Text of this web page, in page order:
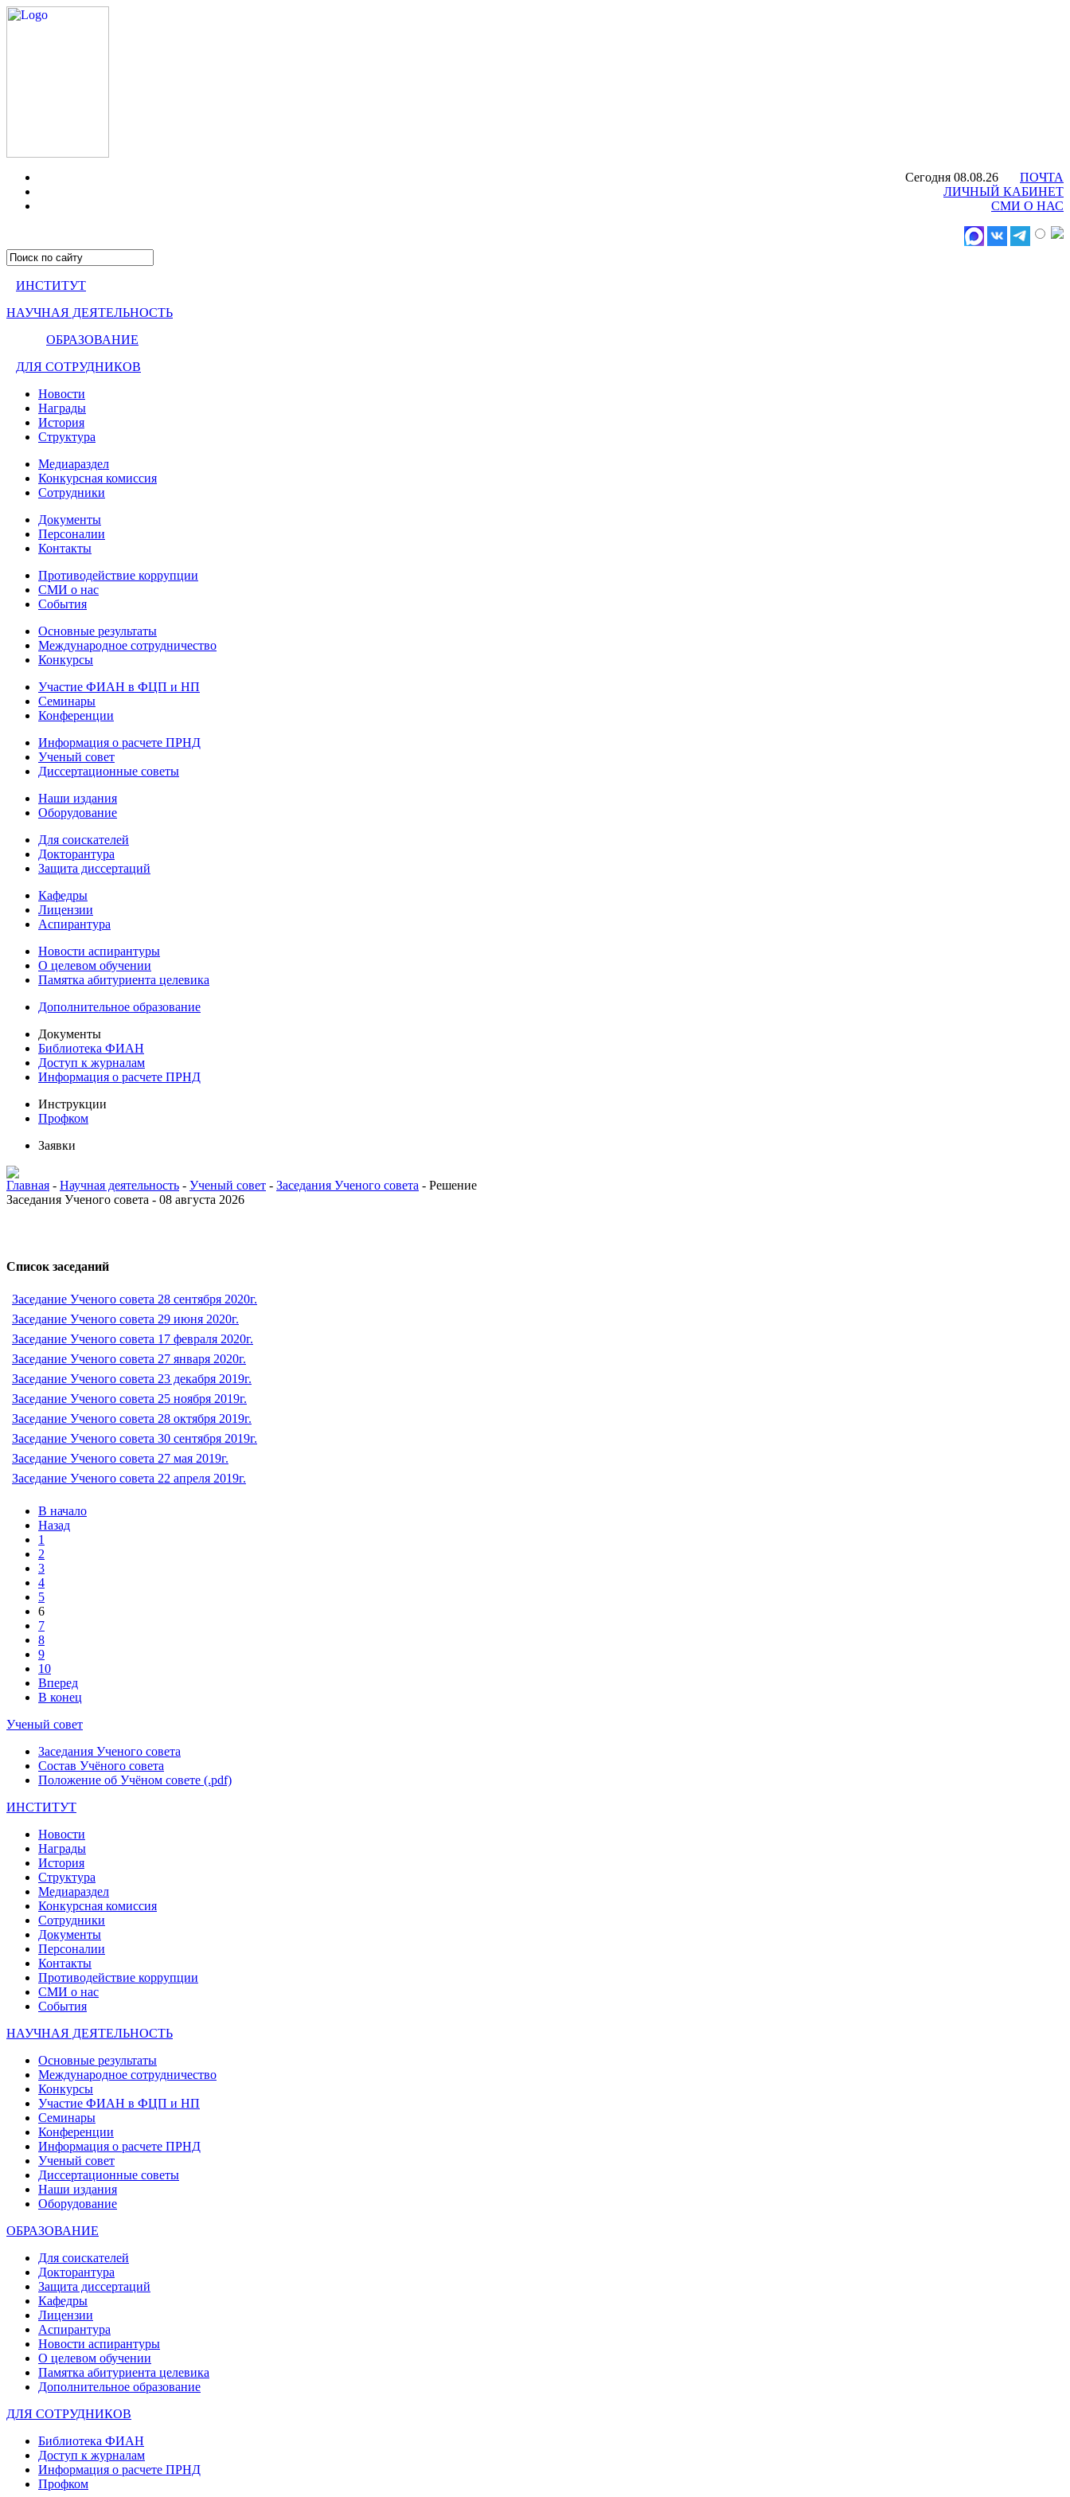
Сегодня 08.08.26
ПОЧТА
ЛИЧНЫЙ КАБИНЕТ
СМИ О НАС
ИНСТИТУТ
НАУЧНАЯ ДЕЯТЕЛЬНОСТЬ
ОБРАЗОВАНИЕ
ДЛЯ СОТРУДНИКОВ
Новости
Награды
История
Структура
Медиараздел
Конкурсная комиссия
Сотрудники
Документы
Персоналии
Контакты
Противодействие коррупции
СМИ о нас
События
Основные результаты
Международное сотрудничество
Конкурсы
Участие ФИАН в ФЦП и НП
Семинары
Конференции
Информация о расчете ПРНД
Ученый совет
Диссертационные советы
Наши издания
Оборудование
Для соискателей
Докторантура
Защита диссертаций
Кафедры
Лицензии
Аспирантура
Новости аспирантуры
О целевом обучении
Памятка абитуриента целевика
Дополнительное образование
Документы
Библиотека ФИАН
Доступ к журналам
Информация о расчете ПРНД
Инструкции
Профком
Заявки
Главная - Научная деятельность - Ученый совет - Заседания Ученого совета - Решение
Заседания Ученого совета - 08 августа 2026
Список заседаний
Заседание Ученого совета 28 сентября 2020г.
Заседание Ученого совета 29 июня 2020г.
Заседание Ученого совета 17 февраля 2020г.
Заседание Ученого совета 27 января 2020г.
Заседание Ученого совета 23 декабря 2019г.
Заседание Ученого совета 25 ноября 2019г.
Заседание Ученого совета 28 октября 2019г.
Заседание Ученого совета 30 сентября 2019г.
Заседание Ученого совета 27 мая 2019г.
Заседание Ученого совета 22 апреля 2019г.
В начало
Назад
1
2
3
4
5
6
7
8
9
10
Вперед
В конец
Ученый совет
Заседания Ученого совета
Состав Учёного совета
Положение об Учёном совете (.pdf)
ИНСТИТУТ
Новости
Награды
История
Структура
Медиараздел
Конкурсная комиссия
Сотрудники
Документы
Персоналии
Контакты
Противодействие коррупции
СМИ о нас
События
НАУЧНАЯ ДЕЯТЕЛЬНОСТЬ
Основные результаты
Международное сотрудничество
Конкурсы
Участие ФИАН в ФЦП и НП
Семинары
Конференции
Информация о расчете ПРНД
Ученый совет
Диссертационные советы
Наши издания
Оборудование
ОБРАЗОВАНИЕ
Для соискателей
Докторантура
Защита диссертаций
Кафедры
Лицензии
Аспирантура
Новости аспирантуры
О целевом обучении
Памятка абитуриента целевика
Дополнительное образование
ДЛЯ СОТРУДНИКОВ
Библиотека ФИАН
Доступ к журналам
Информация о расчете ПРНД
Профком